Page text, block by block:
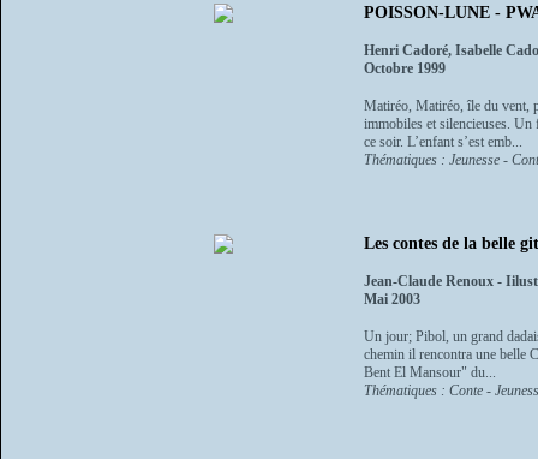
POISSON-LUNE -
Henri Cadoré, Isabelle
Octobre 1999
Matiréo, Matiréo, île du vent,
immobiles et silencieuses. Un
ce soir. L’enfant s’est emb...
Thématiques : Jeunesse -
Les contes de la belle
Jean-Claude Renoux -
Mai 2003
Un jour; Pibol, un grand
chemin il rencontra une belle
Bent El Mansour" du...
Thématiques : Conte -